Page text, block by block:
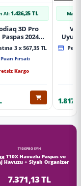
Al: 1.426,25 TL
3D Pro
2024
A+ Kalite
3 x 567,35 TL
Fırsatı
Kargo
Yan
T10XPBOSYH
T10X Havuzlu Paspas ve
Havuzu + Siyah Organizer
7.371,13 TL